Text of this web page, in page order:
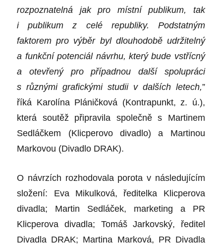
rozpoznatelná jak pro místní publikum, tak
i publikum z celé republiky. Podstatným
faktorem pro výběr byl dlouhodobě udržitelný
a funkční potenciál návrhu, který bude vstřícný
a otevřený pro případnou další spolupráci
s různými grafickými studii v dalších letech,”
říká Karolína Pláničková (Kontrapunkt, z. ú.),
která soutěž připravila společně s Martinem
Sedláčkem (Klicperovo divadlo) a Martinou
Markovou (Divadlo DRAK).
O návrzích rozhodovala porota v následujícím
složení: Eva Mikulková, ředitelka Klicperova
divadla; Martin Sedláček, marketing a PR
Klicperova divadla; Tomáš Jarkovský, ředitel
Divadla DRAK; Martina Marková, PR Divadla